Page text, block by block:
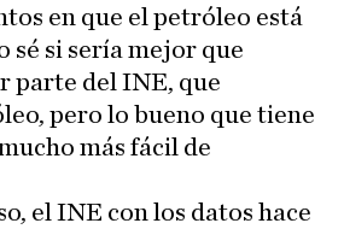
en que el petróleo está
sé si sería mejor que
parte del INE, que
pero lo bueno que tiene
más fácil de
el INE con los datos hace